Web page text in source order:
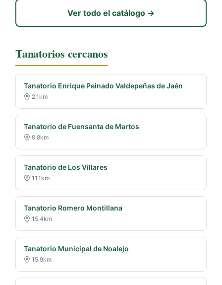
Ver todo el catálogo →
Tanatorios cercanos
Tanatorio Enrique Peinado Valdepeñas de Jaén
2.1km
Tanatorio de Fuensanta de Martos
9.8km
Tanatorio de Los Villares
11.1km
Tanatorio Romero Montillana
15.4km
Tanatorio Municipal de Noalejo
15.9km